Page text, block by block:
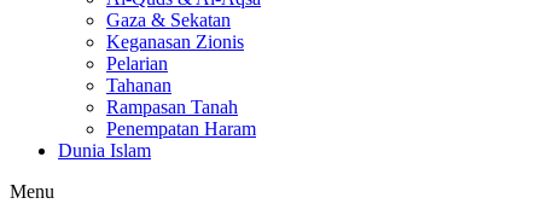
Gaza & Sekatan
Keganasan Zionis
Pelarian
Tahanan
Rampasan Tanah
Penempatan Haram
Dunia Islam
Menu